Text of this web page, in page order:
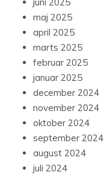
maj 2025
april 2025
marts 2025
februar 2025
januar 2025
december 2024
november 2024
oktober 2024
september 2024
august 2024
juli 2024